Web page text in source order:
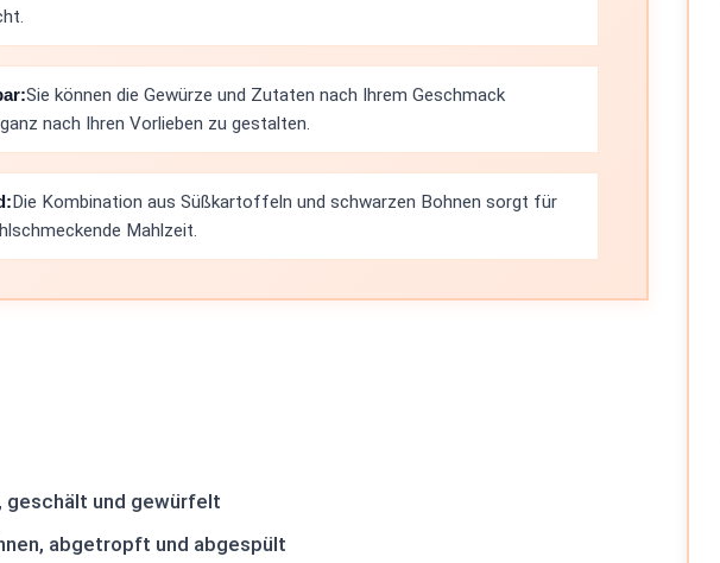
Sie können die Gewürze und Zutaten nach Ihrem Geschmack
nach Ihren Vorlieben zu gestalten.
Die Kombination aus Süßkartoffeln und schwarzen Bohnen sorgt für
Mahlzeit.
und gewürfelt
abgetropft und abgespült